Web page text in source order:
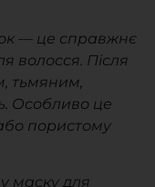
— це справжнє
волосся. Після
тьмяним,
Особливо це
пористому
маску для